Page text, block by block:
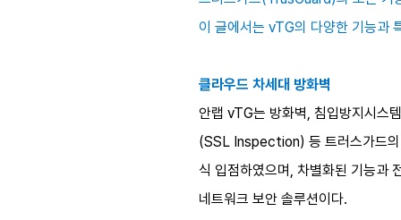
이 글에서는 vTG의 다양한 기능과
클라우드 차세대 방화벽
안랩 vTG는 방화벽, 침입방지시스
(SSL Inspection) 등 트러스가드의
식 입점하였으며, 차별화된 기능과
네트워크 보안 솔루션이다.